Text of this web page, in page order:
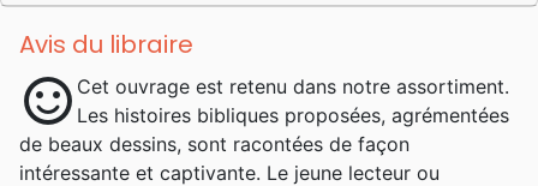
Avis du libraire
sentiment_satisfied Cet ouvrage est retenu dans notre assortiment.
Les histoires bibliques proposées, agrémentées
de beaux dessins, sont racontées de façon
intéressante et captivante. Le jeune lecteur ou